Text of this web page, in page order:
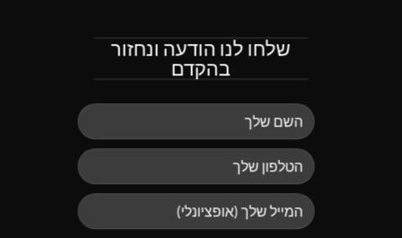
שלחו לנו הודעה ונחזור
בהקדם